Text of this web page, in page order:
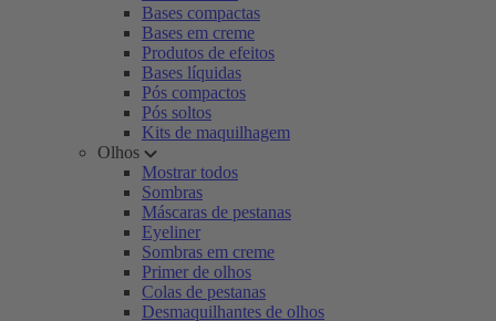
Bases compactas
Bases em creme
Produtos de efeitos
Bases líquidas
Pós compactos
Pós soltos
Kits de maquilhagem
Olhos
Mostrar todos
Sombras
Máscaras de pestanas
Eyeliner
Sombras em creme
Primer de olhos
Colas de pestanas
Desmaquilhantes de olhos